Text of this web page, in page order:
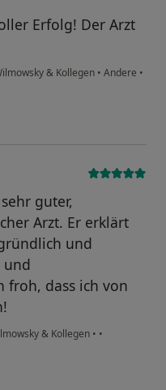
Erfolg! Der Arzt
& Kollegen • Andere •
guter,
Arzt. Er erklärt
und
und
dass ich von
& Kollegen • •